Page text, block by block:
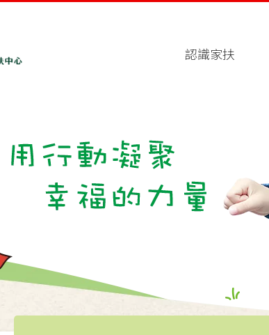
認識家扶